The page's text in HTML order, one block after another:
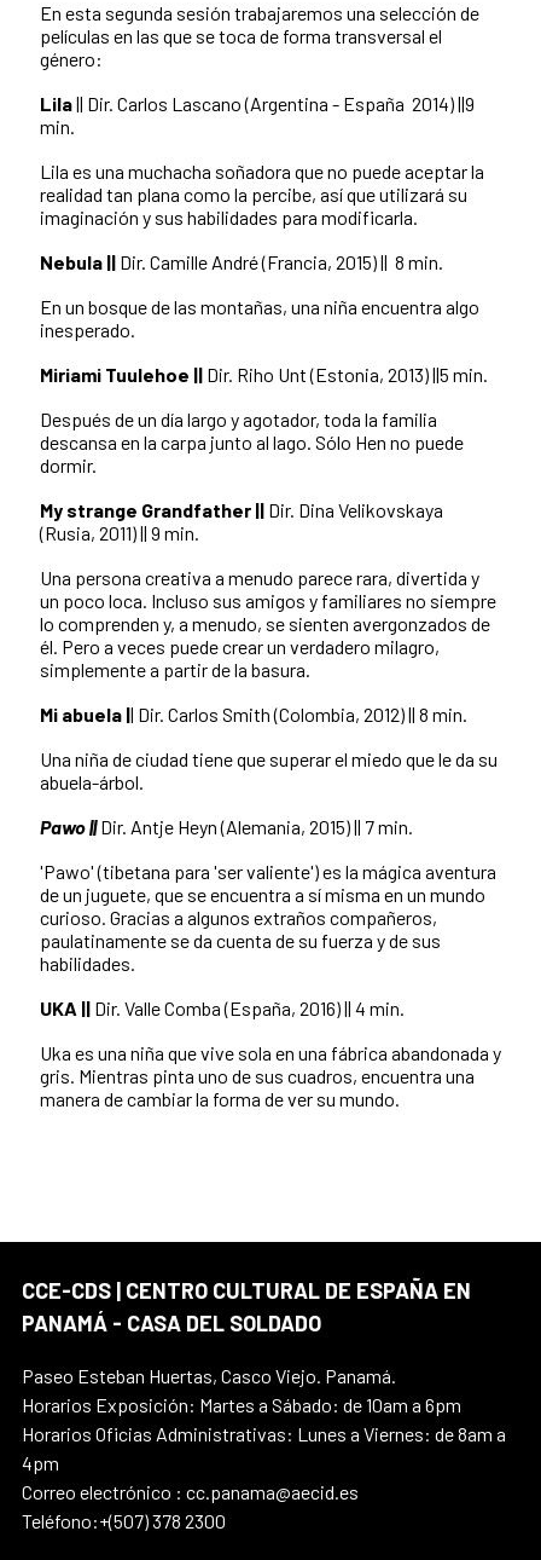
En esta segunda sesión trabajaremos una selección de
películas en las que se toca de forma transversal el
género:
Lila|| Dir. Carlos Lascano (Argentina - España 2014) ||9
min.
Lila es una muchacha soñadora que no puede aceptar la
realidad tan plana como la percibe, así que utilizará su
imaginación y sus habilidades para modificarla.
Nebula || Dir. Camille André (Francia, 2015) || 8 min.
En un bosque de las montañas, una niña encuentra algo
inesperado.
Miriami Tuulehoe || Dir. Riho Unt (Estonia, 2013) ||5 min.
Después de un día largo y agotador, toda la familia
descansa en la carpa junto al lago. Sólo Hen no puede
dormir.
My strange Grandfather || Dir. Dina Velikovskaya
(Rusia, 2011) || 9 min.
Una persona creativa a menudo parece rara, divertida y
un poco loca. Incluso sus amigos y familiares no siempre
lo comprenden y, a menudo, se sienten avergonzados de
él. Pero a veces puede crear un verdadero milagro,
simplemente a partir de la basura.
Mi abuela || Dir. Carlos Smith (Colombia, 2012) || 8 min.
Una niña de ciudad tiene que superar el miedo que le da su
abuela-árbol.
Pawo ||Dir. Antje Heyn (Alemania, 2015) || 7 min.
'Pawo' (tibetana para 'ser valiente') es la mágica aventura
de un juguete, que se encuentra a sí misma en un mundo
curioso. Gracias a algunos extraños compañeros,
paulatinamente se da cuenta de su fuerza y de sus
habilidades.
UKA || Dir. Valle Comba (España, 2016) || 4 min.
Uka es una niña que vive sola en una fábrica abandonada y
gris. Mientras pinta uno de sus cuadros, encuentra una
manera de cambiar la forma de ver su mundo.
CCE-CDS | CENTRO CULTURAL DE ESPAÑA EN
PANAMÁ - CASA DEL SOLDADO
Paseo Esteban Huertas, Casco Viejo. Panamá.
Horarios Exposición: Martes a Sábado: de 10am a 6pm
Horarios Oficias Administrativas: Lunes a Viernes: de 8am a
4pm
Correo electrónico : cc.panama@aecid.es
Teléfono:+(507) 378 2300